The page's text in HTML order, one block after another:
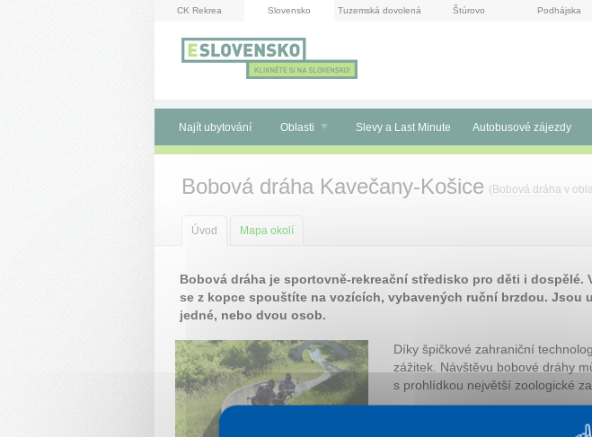
CK Rekrea Slovensko Tuzemská dovolená Štúrovo Podhájska
Najít ubytování Oblasti Slevy a Last Minute Autobusové zájezdy
Bobová dráha Kavečany-Košice ( Bobová dráha v
Úvod Mapa okolí
Bobová dráha je sportovně-rekreační středisko pro děti i dospělé.
se z kopce spouštíte na vozících, vybavených ruční brzdou. Jsou
jedné, nebo dvou osob.
Díky špičkové zahraniční
zážitek. Návštěvu bobové dráhy
s prohlídkou největší zoologické